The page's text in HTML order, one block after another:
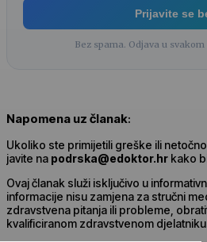
Prijavite se
Bez spama. Odjava u
Napomena uz članak:
Ukoliko ste primijetili greške ili
javite na podrska@edoktor.hr kako
Ovaj članak služi isključivo u
informacije nisu zamjena za stručni
zdravstvena pitanja ili probleme,
kvalificiranom zdravstvenom